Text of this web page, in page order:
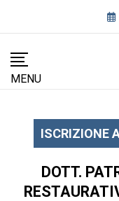
MENU
ISCRIZIONE
DOTT.